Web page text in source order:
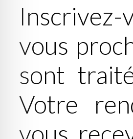
Inscrivez-
vous
sont
Votre